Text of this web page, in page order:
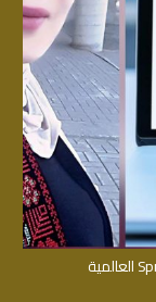
انضمام د. منى حميد إلى هيئة تحرير مجلة Springer Nature العالمية